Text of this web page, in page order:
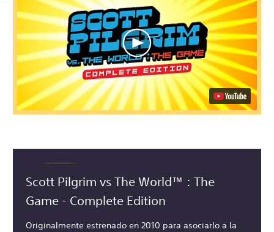
Scott Pilgrim vs The World™ : The
Game - Complete Edition
Originalmente estrenado en 2010 para asociarlo a la